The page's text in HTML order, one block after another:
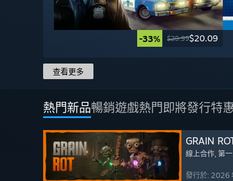
-33% $29.99$20.09
查看更多
熱門新品暢銷遊戲熱門即將發行特
GRAIN
線上合作, 第
發行於: 2026